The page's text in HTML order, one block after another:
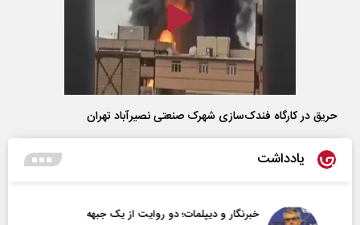
حریق در کارگاه فندک‌سازی شهرک صنعتی نصیرآباد تهران
یادداشت
خبرنگار و دیپلمات؛ دو روایت از یک جبهه